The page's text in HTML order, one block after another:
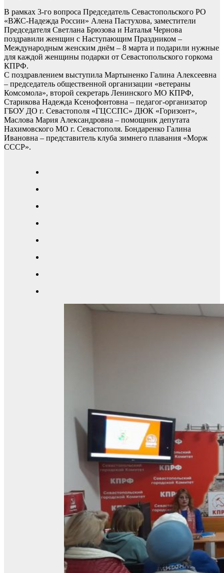
В рамках 3-го вопроса Председатель Севастопольского РО
«ВЖС-Надежда России» Алена Пастухова, заместители
Председателя Светлана Брюзова и Наталья Чернова
поздравили женщин с Наступающим Праздником –
Международным женским днём – 8 марта и подарили нужные
для каждой женщины подарки от Севастопольского горкома
КПРФ.
С поздравлением выступила Мартыненко Галина Алексеевна
– председатель общественной организации «ветераны
Комсомола», второй секретарь Ленинского МО КПРФ,
Старикова Надежда Ксенофонтовна – педагог-организатор
ГБОУ ДО г. Севастополя «ГЦССПС» ДЮК «Горизонт»,
Маслова Мария Александровна – помощник депутата
Нахимовского МО г. Севастополя. Бондаренко Галина
Ивановна – представитель клуба зимнего плавания «Морж
СССР».